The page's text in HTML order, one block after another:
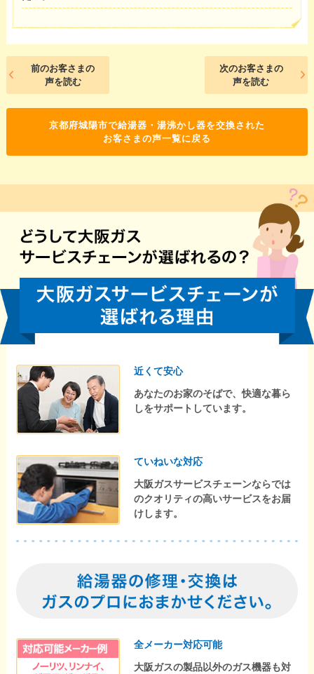
前のお客さまの
声を読む
次のお客さまの
声を読む
京都府城陽市で給湯器・湯沸かし器を交換された
お客さまの声一覧に戻る
近くて安心
あなたのお家のそばで、快適な暮ら
しをサポートしています。
ていねいな対応
大阪ガスサービスチェーンならでは
のクオリティの高いサービスをお届
けします。
全メーカー対応可能
大阪ガスの製品以外のガス機器も対